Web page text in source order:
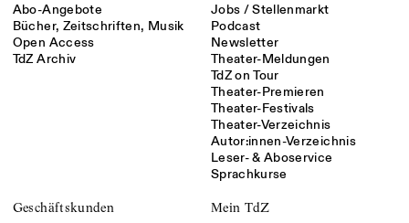
Abo-Angebote
Bücher, Zeitschriften, Musik
Open Access
TdZ Archiv
Jobs / Stellenmarkt
Podcast
Newsletter
Theater-Meldungen
TdZ on Tour
Theater-Premieren
Theater-Festivals
Theater-Verzeichnis
Autor:innen-Verzeichnis
Leser- & Aboservice
Sprachkurse
Geschäftskunden Mein TdZ